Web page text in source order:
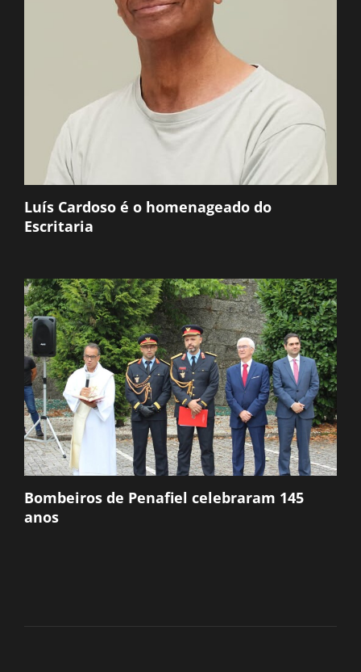
Luís Cardoso é o homenageado do
Escritaria
Bombeiros de Penafiel celebraram 145
anos